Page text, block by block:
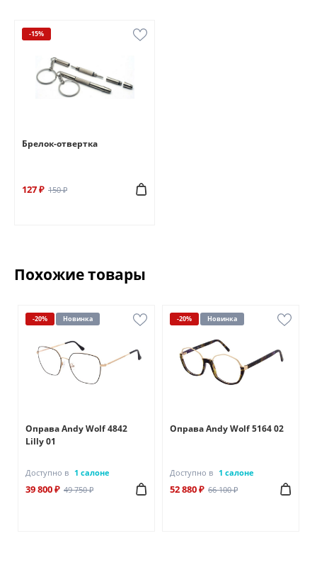
-15%
Брелок-отвертка
127 ₽ 150 ₽
Похожие товары
-20% Новинка
Оправа Andy Wolf 4842
Lilly 01
Доступно в 1 салоне
39 800 ₽ 49 750 ₽
-20% Новинка
Оправа Andy Wolf 5164 02
Доступно в 1 салоне
52 880 ₽ 66 100 ₽